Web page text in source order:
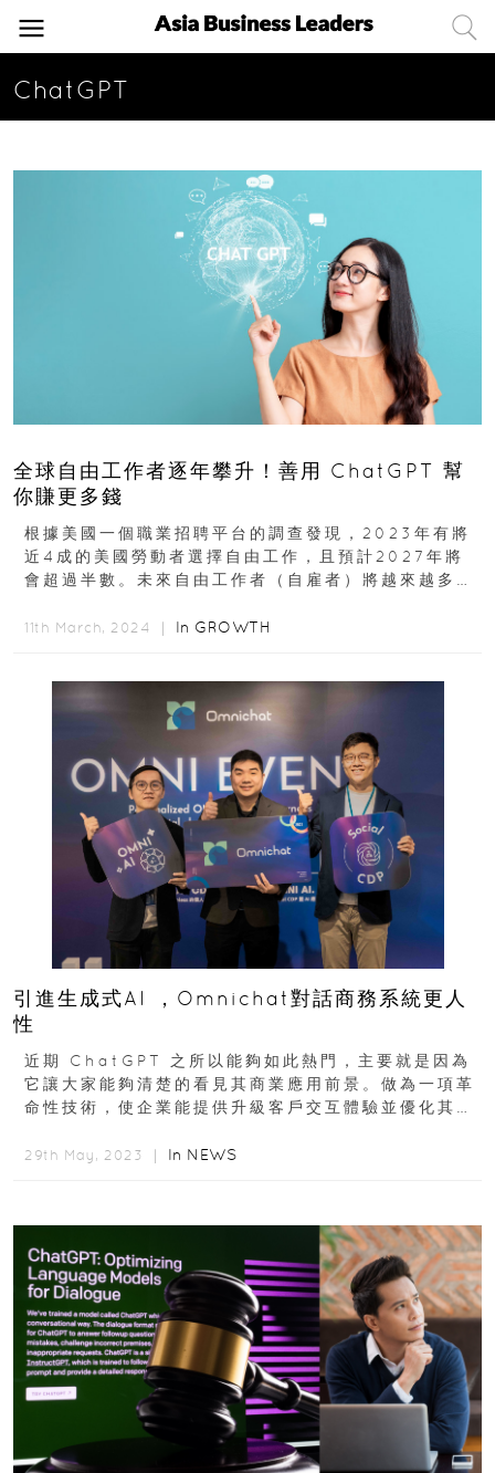
ChatGPT
全球自由工作者逐年攀升！善用 ChatGPT 幫
你賺更多錢
根據美國一個職業招聘平台的調查發現，2023年有將
近4成的美國勞動者選擇自由工作，且預計2027年將
會超過半數。未來自由工作者（自雇者）將越來越多，
11th March, 2024 ｜ In GROWTH
引進生成式AI ，Omnichat對話商務系統更人
性
近期 ChatGPT 之所以能夠如此熱門，主要就是因為
它讓大家能夠清楚的看見其商業應用前景。做為一項革
命性技術，使企業能提供升級客戶交互體驗並優化其對
29th May, 2023 ｜ In NEWS